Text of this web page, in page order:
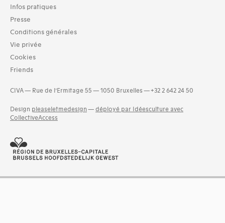
Livres (19287)
Dossiers documentaires (3512)
Séries (activités) (26)
Exemplaires (3)
Photos (4521)
Etat des collections (2)
and 1 more
Langues
Bosniaque (1)
Croate (2)
Danois (34)
Finnois (14)
Infos pratiques
Presse
Conditions générales
Vie privée
Cookies
Friends
CIVA — Rue de l’Ermitage 55 — 1050 Bruxelles — +32 2 642 24 50
Design pleaseletmedesign — déployé par Idéesculture avec
CollectiveAccess